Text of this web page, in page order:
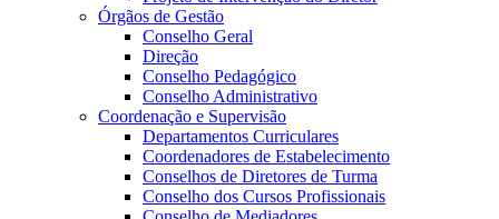
Órgãos de Gestão
Conselho Geral
Direção
Conselho Pedagógico
Conselho Administrativo
Coordenação e Supervisão
Departamentos Curriculares
Coordenadores de Estabelecimento
Conselhos de Diretores de Turma
Conselho dos Cursos Profissionais